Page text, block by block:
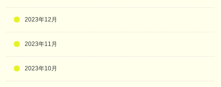
2023年12月
2023年11月
2023年10月